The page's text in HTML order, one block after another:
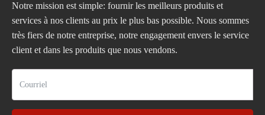
Notre mission est simple: fournir les meilleurs produits et
services à nos clients au prix le plus bas possible. Nous sommes
très fiers de notre entreprise, notre engagement envers le service
client et dans les produits que nous vendons.